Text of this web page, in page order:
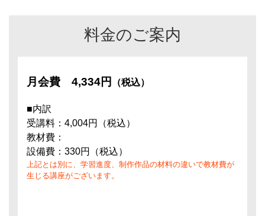
料金のご案内
月会費 4,334円 （税込）
■内訳
受講料：4,004円（税込）
教材費：
設備費：330円（税込）
上記とは別に、学習進度、制作作品の材料の違いで教材費が
生じる講座がございます。